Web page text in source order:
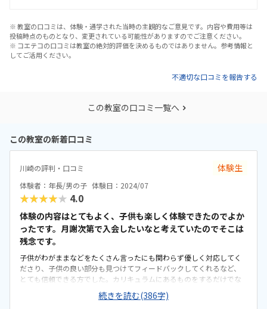
※ 教室の口コミは、体験・通学された当時の主観的なご意見です。内容や費用等は
投稿時点のものとなり、変更されている可能性がありますのでご注意ください。
※ コエテコの口コミは教室の絶対的評価を決めるものではありません。参考情報と
してご活用ください。
不適切な口コミを報告する
この教室の口コミ一覧へ
この教室の新着口コミ
川崎の評判・口コミ 体験生
体験者：年長/男の子 体験日：2024/07
★★★★★ 4.0
体験の内容はとてもよく、子供も楽しく体験できたのでよか
ったです。月謝次第で入会したいなと考えていたのでそこは
残念です。
子供がわがままなどをたくさん言ったにも関わらず優しく対応してく
ださり、子供の良い部分も見つけてフィードバックしてくれるなど、
とても信頼できる方でした。カリキュラムにあるものをするだけでな
く、慣れてきたら自分で言ったことやものを組み込むことができるの
で、ロボットを作ったりPCに慣れる力だけでなく、自分で考えてそれ
続きを読む(386字)